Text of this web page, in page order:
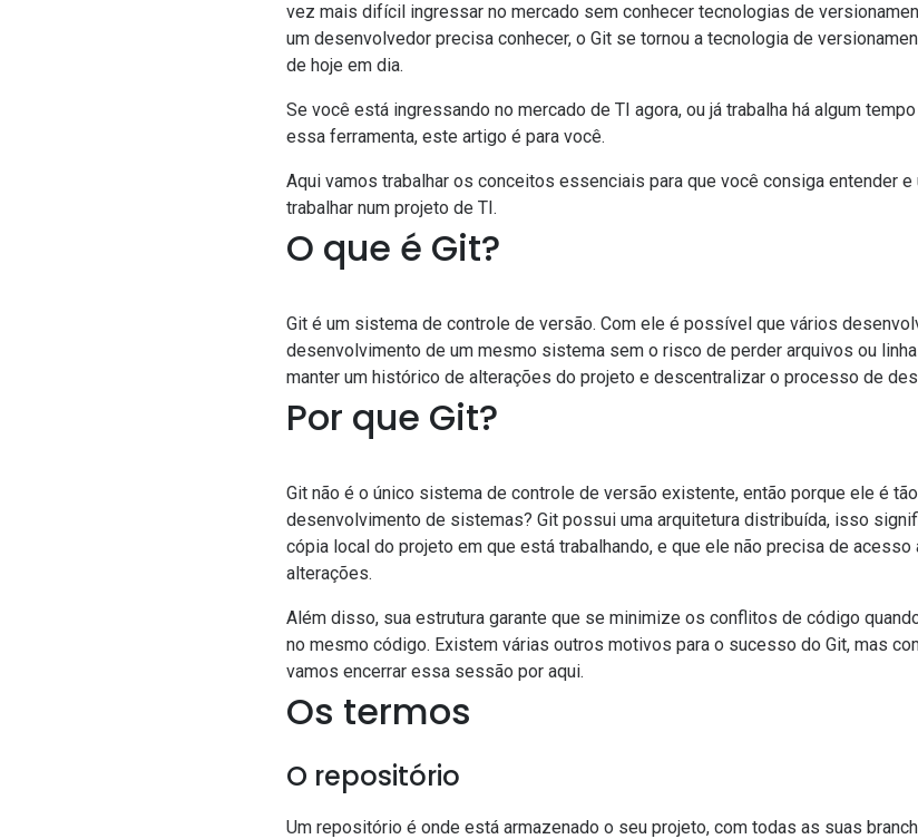
vez mais difícil ingressar no mercado sem conhecer tecnologias de
um desenvolvedor precisa conhecer, o Git se tornou a tecnologia de
de hoje em dia.
Se você está ingressando no mercado de TI agora, ou já trabalha há algum
essa ferramenta, este artigo é para você.
Aqui vamos trabalhar os conceitos essenciais para que você consiga entender
trabalhar num projeto de TI.
O que é Git?
Git é um sistema de controle de versão. Com ele é possível que vários
desenvolvimento de um mesmo sistema sem o risco de perder arquivos ou
manter um histórico de alterações do projeto e descentralizar o processo de
Por que Git?
Git não é o único sistema de controle de versão existente, então porque ele é
desenvolvimento de sistemas? Git possui uma arquitetura distribuída, isso
cópia local do projeto em que está trabalhando, e que ele não precisa de
alterações.
Além disso, sua estrutura garante que se minimize os conflitos de código
no mesmo código. Existem várias outros motivos para o sucesso do Git, mas
vamos encerrar essa sessão por aqui.
Os termos
O repositório
Um repositório é onde está armazenado o seu projeto, com todas as suas